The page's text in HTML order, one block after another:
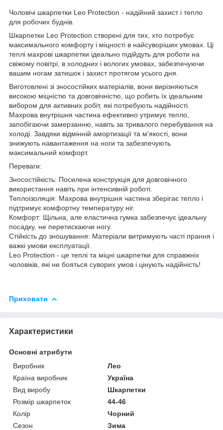
Чоловічі шкарпетки Leo Protection - надійний захист і тепло
для робочих буднів.
Шкарпетки Leo Protection створені для тих, хто потребує
максимального комфорту і міцності в найсуворіших умовах. Ці
теплі махрові шкарпетки ідеально підійдуть для роботи на
свіжому повітрі, в холодних і вологих умовах, забезпечуючи
вашим ногам затишок і захист протягом усього дня.
Виготовлені зі зносостійких матеріалів, вони вирізняються
високою міцністю та довговічністю, що робить їх ідеальним
вибором для активних робіт, які потребують надійності.
Махрова внутрішня частина ефективно утримує тепло,
запобігаючи замерзанню, навіть за тривалого перебування на
холоді. Завдяки відмінній амортизації та м'якості, вони
знижують навантаження на ноги та забезпечують
максимальний комфорт.
Переваги:
Зносостійкість: Посилена конструкція для довговічного
використання навіть при інтенсивній роботі.
Теплоізоляція: Махрова внутрішня частина зберігає тепло і
підтримує комфортну температуру ніг.
Комфорт: Щільна, але еластична гумка забезпечує ідеальну
посадку, не перетискаючи ногу.
Стійкість до зношування: Матеріали витримують часті прання і
важкі умови експлуатації.
Leo Protection - це теплі та міцні шкарпетки для справжніх
чоловіків, які не бояться суворих умов і цінують надійність!
Приховати
Характеристики
Основні атрибути
Виробник
Лео
Країна виробник
Україна
Вид виробу
Шкарпетки
Розмір шкарпеток
44-46
Колір
Чорний
Сезон
Зима